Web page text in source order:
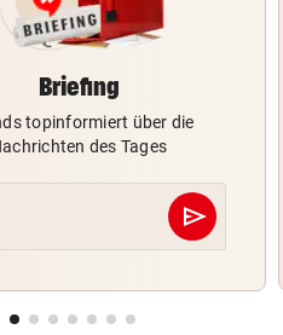
Briefing
topinformiert über die
des Tages
send
Abschicken